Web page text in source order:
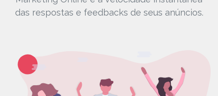
das respostas e feedbacks de seus anúncios.